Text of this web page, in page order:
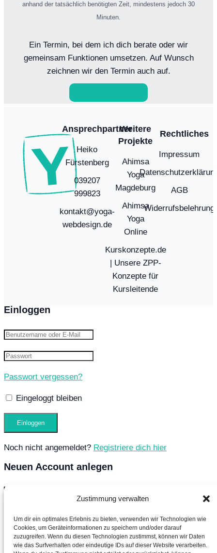
Zustimmung verwalten
Um dir ein optimales Erlebnis zu bieten, verwenden wir Technologien wie
Cookies, um Geräteinformationen zu speichern und/oder darauf
zuzugreifen. Wenn du diesen Technologien zustimmst, können wir Daten
wie das Surfverhalten oder eindeutige IDs auf dieser Website verarbeiten.
anhand der tatsächlich benötigten Zeit, mindestens jedoch 30
Minuten.
Ein Termin, bei dem ich dich berate oder wir
gemeinsam Funktionen umsetzen. Auf Wunsch
zeichnen wir den Termin auch auf.
Ansprechpartner
Heiko
Fürstenberg
039207
999823
kontakt@yoga-
webdesign.de
Weitere
Projekte
Ahimsa
Yoga
Magdeburg
Ahimsa
Yoga
Online
Kurskonzepte.de
| Unsere ZPP-
Konzepte für
Kursleitende
Rechtliches
Impressum
AGB
Widerrufsbelehrung
Einloggen
Passwort vergessen?
Eingeloggt bleiben
Noch nicht angemeldet? Registriere dich hier
Neuen Account anlegen